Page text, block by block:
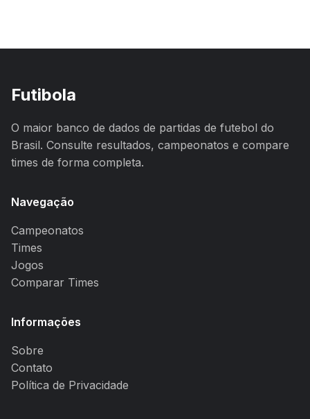
Futibola
O maior banco de dados de partidas de futebol do
Brasil. Consulte resultados, campeonatos e compare
times de forma completa.
Navegação
Campeonatos
Times
Jogos
Comparar Times
Informações
Sobre
Contato
Política de Privacidade